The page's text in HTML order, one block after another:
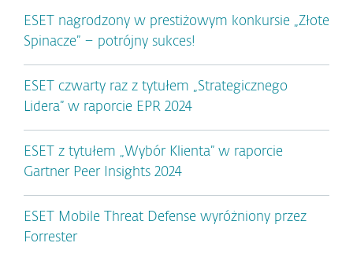
ESET nagrodzony w prestiżowym konkursie „Złote
Spinacze” – potrójny sukces!
ESET czwarty raz z tytułem „Strategicznego
Lidera” w raporcie EPR 2024
ESET z tytułem „Wybór Klienta” w raporcie
Gartner Peer Insights 2024
ESET Mobile Threat Defense wyróżniony przez
Forrester